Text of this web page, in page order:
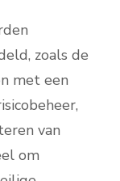
zoals de
met een
van
om